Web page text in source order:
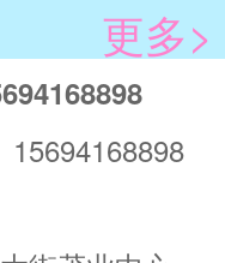
更多>